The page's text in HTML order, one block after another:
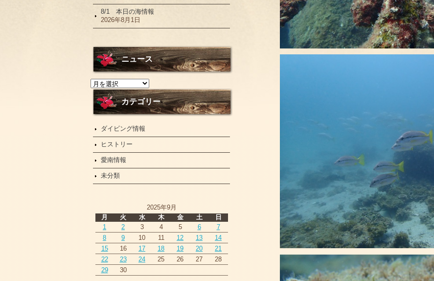
8/1 本日の海情報
2026年8月1日
ニュース
ニ
ュ
ー
カテゴリー
ダイビング情報
ヒストリー
愛南情報
未分類
2025年9月
月
火 水 木 金 土
日
1
2 3 4 5 6
7
8
9 10 11 12 13
14
15
16 17 18 19 20
21
22
23 24 25 26 27
28
29
30